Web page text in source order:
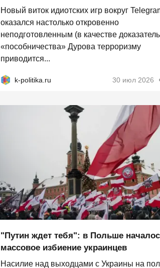
Новый виток идиотских игр вокруг
оказался настолько откровенно
неподготовленным (в качестве
«пособничества» Дурова терроризму
приводится...
k-politika.ru 30 июл 2026
"Путин ждет тебя": в Польше
массовое избиение украинцев
Насилие над выходцами с Украины на